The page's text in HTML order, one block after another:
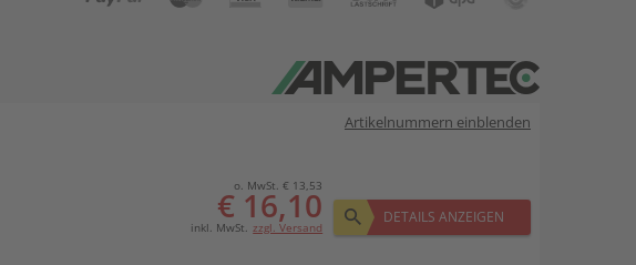
Artikelnummern einblenden
o. MwSt. € 13,53
€ 16,10
inkl. MwSt. zzgl. Versand
DETAILS ANZEIGEN